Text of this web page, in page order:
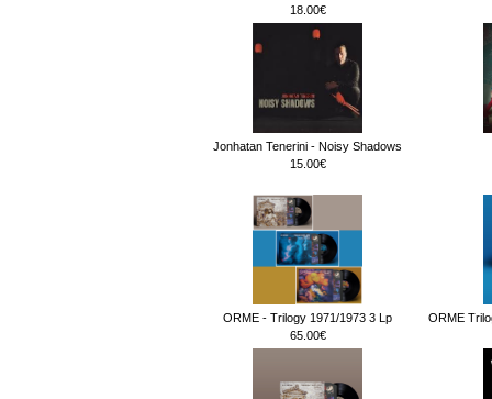
18.00€
Jonhatan Tenerini - Noisy Shadows
15.00€
ORME - Trilogy 1971/1973 3 Lp
65.00€
ORME